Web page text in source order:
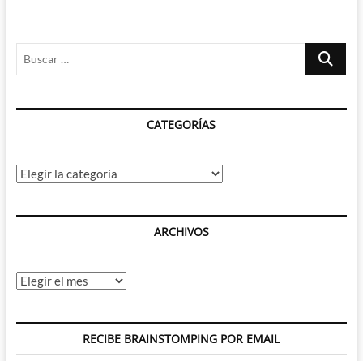
Patrulla
Chris
Buscar
CATEGORÍAS
Categorías
ARCHIVOS
Archivos
RECIBE BRAINSTOMPING POR EMAIL